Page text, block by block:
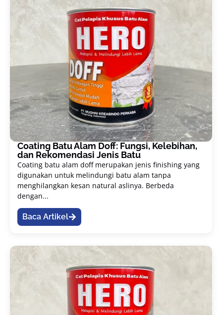
Coating Batu Alam Doff: Fungsi, Kelebihan,
dan Rekomendasi Jenis Batu
Coating batu alam doff merupakan jenis finishing yang
digunakan untuk melindungi batu alam tanpa
menghilangkan kesan natural aslinya. Berbeda
dengan...
Baca Artikel